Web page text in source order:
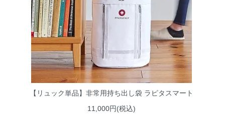
【リュック単品】非常用持ち出し袋 ラピタスマート
11,000円(税込)